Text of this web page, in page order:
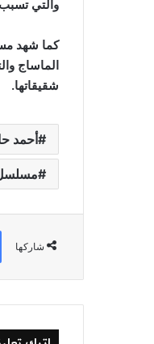
والتي
كما شهد
الماساج
شقيقاتها.
أحمد
شاركها